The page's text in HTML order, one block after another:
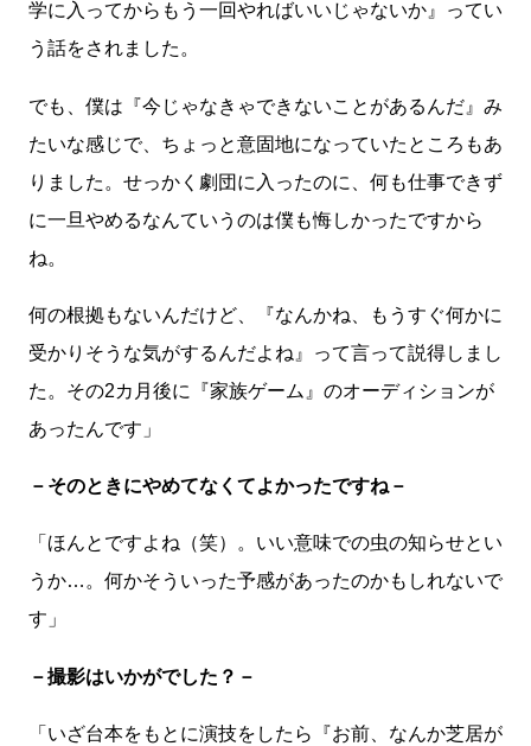
学に入ってからもう一回やればいいじゃないか』ってい
う話をされました。
でも、僕は『今じゃなきゃできないことがあるんだ』み
たいな感じで、ちょっと意固地になっていたところもあ
りました。せっかく劇団に入ったのに、何も仕事できず
に一旦やめるなんていうのは僕も悔しかったですから
ね。
何の根拠もないんだけど、『なんかね、もうすぐ何かに
受かりそうな気がするんだよね』って言って説得しまし
た。その2カ月後に『家族ゲーム』のオーディションが
あったんです」
－そのときにやめてなくてよかったですね－
「ほんとですよね（笑）。いい意味での虫の知らせとい
うか…。何かそういった予感があったのかもしれないで
す」
－撮影はいかがでした？－
「いざ台本をもとに演技をしたら『お前、なんか芝居が